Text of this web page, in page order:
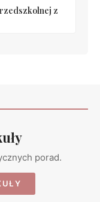
z
porad.